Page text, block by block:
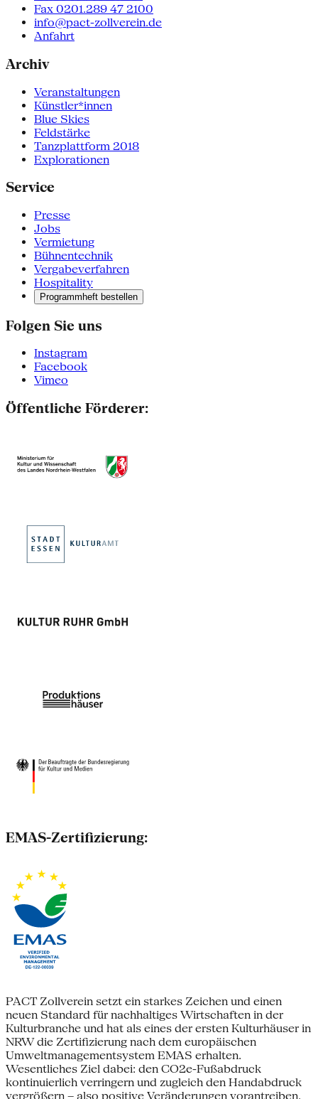
Fax 0201.289 47 2100
info@pact-zollverein.de
Anfahrt
Archiv
Veranstaltungen
Künstler*innen
Blue Skies
Feldstärke
Tanzplattform 2018
Explorationen
Service
Presse
Jobs
Vermietung
Bühnentechnik
Vergabeverfahren
Hospitality
Programmheft bestellen
Folgen Sie uns
Instagram
Facebook
Vimeo
Öffentliche Förderer:
EMAS-Zertifizierung:
PACT Zollverein setzt ein starkes Zeichen und einen
neuen Standard für nachhaltiges Wirtschaften in der
Kulturbranche und hat als eines der ersten Kulturhäuser in
NRW die Zertifizierung nach dem europäischen
Umweltmanagementsystem EMAS erhalten.
Wesentliches Ziel dabei: den CO2e-Fußabdruck
kontinuierlich verringern und zugleich den Handabdruck
vergrößern – also positive Veränderungen vorantreiben.